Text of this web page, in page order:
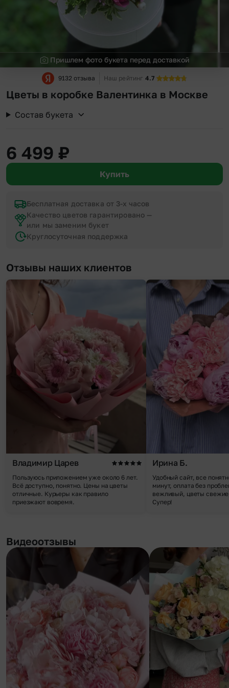
Пришлем фото букета перед доставкой
9132 отзыва Наш рейтинг 4.7
Цветы в коробке Валентинка в Москве
Состав букета
6 499 ₽
Купить
Бесплатная доставка от 3-х часов
Качество цветов гарантировано —
или мы заменим букет
Круглосуточная поддержка
Отзывы наших клиентов
Владимир Царев
Пользуюсь приложением уже около 6 лет.
Всё доступно, понятно. Цены на цветы
отличные. Курьеры как правило
приезжают вовремя.
Ирина Б.
Удобный сайт, все
минут, оплата без
вежливый, цветы
Супер!
Видеоотзывы